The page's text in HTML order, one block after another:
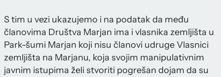
S tim u vezi ukazujemo i na podatak da među
članovima Društva Marjan ima i vlasnika zemljišta u
Park-šumi Marjan koji nisu članovi udruge Vlasnici
zemljišta na Marjanu, koja svojim manipulativnim
javnim istupima želi stvoriti pogrešan dojam da su